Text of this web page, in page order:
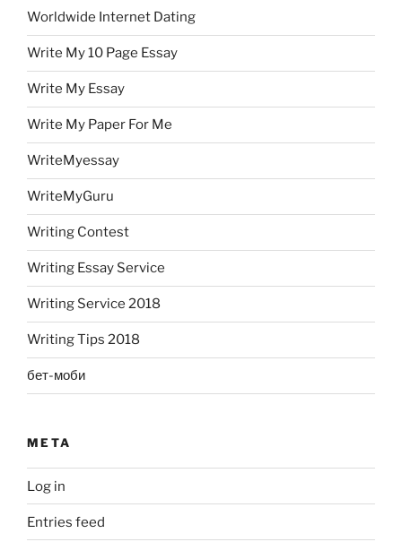
Worldwide Internet Dating
Write My 10 Page Essay
Write My Essay
Write My Paper For Me
WriteMyessay
WriteMyGuru
Writing Contest
Writing Essay Service
Writing Service 2018
Writing Tips 2018
бет-моби
META
Log in
Entries feed